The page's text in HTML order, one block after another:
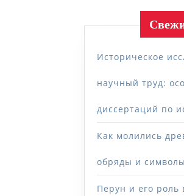
Историческое
научный труд:
диссертаций по
Как молились
обряды и символы
Перун и его роль